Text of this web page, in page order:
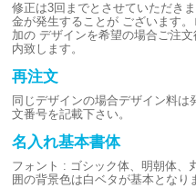
修正は3回までとさせていただきま
金が発生することが ございます
加の デザインを希望の場合ご注文
内致します。
再注文
同じデザインの場合デザイン料は
文番号を記載下さい。
名入れ基本書体
フォント : ゴシック体、明朝体、
囲の背景色は白ベタが基本となり